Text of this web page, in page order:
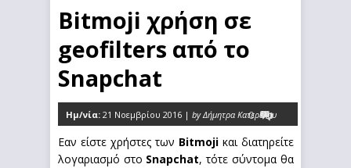
Bitmoji χρήση σε
geofilters από το
Snapchat
Ημ/νία: 21 Νοεμβρίου 2016 | by Δήμητρα Κατερέλου
0
Εαν είστε χρήστες των Bitmojiκαι διατηρείτε
λογαριασμό στο Snapchat, τότε σύντομα θα